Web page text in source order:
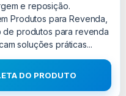
e reposição.
Produtos para Revenda,
de produtos para revenda
soluções práticas...
DO PRODUTO